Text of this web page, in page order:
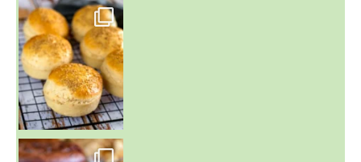
~ BUNS MAISON ~
Un peu de boulange par ici au
~ GÂTEAU FONDANT CHOCO NOISETTE ~